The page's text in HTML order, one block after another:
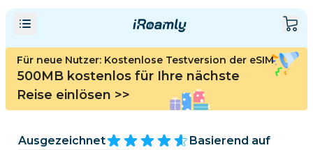
Für neue Nutzer: Kostenlose Testversion der eSIM
500MB kostenlos für Ihre nächste
Reise einlösen >>
Ausgezeichnet
Basierend auf